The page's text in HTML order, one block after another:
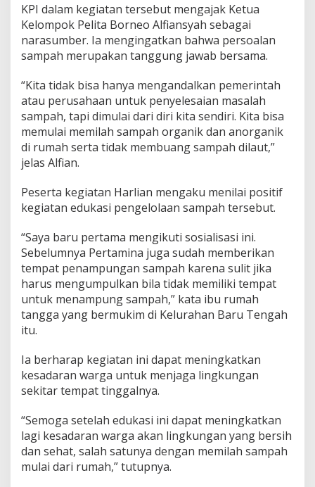
KPI dalam kegiatan tersebut mengajak Ketua
Kelompok Pelita Borneo Alfiansyah sebagai
narasumber. Ia mengingatkan bahwa persoalan
sampah merupakan tanggung jawab bersama.
“Kita tidak bisa hanya mengandalkan pemerintah
atau perusahaan untuk penyelesaian masalah
sampah, tapi dimulai dari diri kita sendiri. Kita bisa
memulai memilah sampah organik dan anorganik
di rumah serta tidak membuang sampah dilaut,”
jelas Alfian.
Peserta kegiatan Harlian mengaku menilai positif
kegiatan edukasi pengelolaan sampah tersebut.
“Saya baru pertama mengikuti sosialisasi ini.
Sebelumnya Pertamina juga sudah memberikan
tempat penampungan sampah karena sulit jika
harus mengumpulkan bila tidak memiliki tempat
untuk menampung sampah,” kata ibu rumah
tangga yang bermukim di Kelurahan Baru Tengah
itu.
Ia berharap kegiatan ini dapat meningkatkan
kesadaran warga untuk menjaga lingkungan
sekitar tempat tinggalnya.
“Semoga setelah edukasi ini dapat meningkatkan
lagi kesadaran warga akan lingkungan yang bersih
dan sehat, salah satunya dengan memilah sampah
mulai dari rumah,” tutupnya.